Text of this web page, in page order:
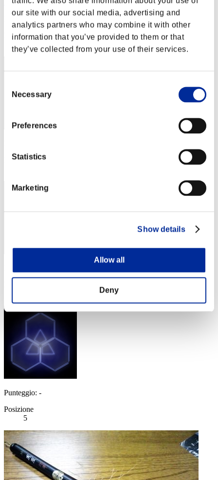
our site with our social media, advertising and
analytics partners who may combine it with other
information that you’ve provided to them or that
they’ve collected from your use of their services.
Selection
Necessary
Preferences
Statistics
Marketing
Show details
Allow all
Deny
AZ
Posizione
Posizione
Punteggio: -
Posizione
5